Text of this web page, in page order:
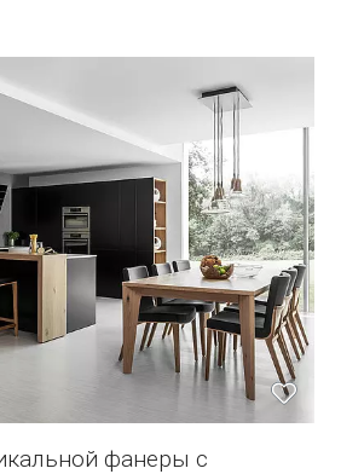
фанеры с